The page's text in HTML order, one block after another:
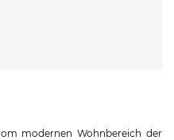
modernen Wohnbereich der